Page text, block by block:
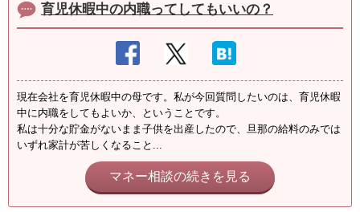
育児休暇中の内職ってしてもいいの？
現在会社を育児休暇中の母です。私が今回質問したいのは、育児休暇
中に内職をしてもよいか、ということです。
私は十分な貯金がないまま子供を出産したので、旦那の給料のみでは
いずれ家計が苦しくなること...
マネー相談の続きを見る